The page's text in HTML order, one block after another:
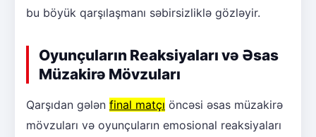
bu böyük qarşılaşmanı səbirsizliklə gözləyir.
Oyunçuların Reaksiyaları və Əsas
Müzakirə Mövzuları
Qarşıdan gələn final matçı öncəsi əsas müzakirə
mövzuları və oyunçuların emosional reaksiyaları